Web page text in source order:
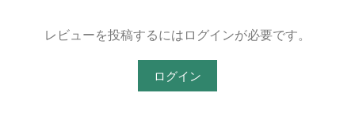
レビューを投稿するにはログインが必要です。
ログイン